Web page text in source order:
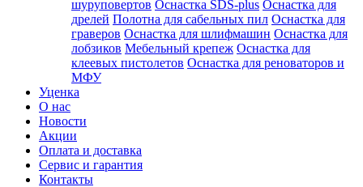
шуруповертов Оснастка SDS-plus Оснастка для
дрелей Полотна для сабельных пил Оснастка для
граверов Оснастка для шлифмашин Оснастка для
лобзиков Мебельный крепеж Оснастка для
клеевых пистолетов Оснастка для реноваторов и
МФУ
Уценка
О нас
Новости
Акции
Оплата и доставка
Сервис и гарантия
Контакты